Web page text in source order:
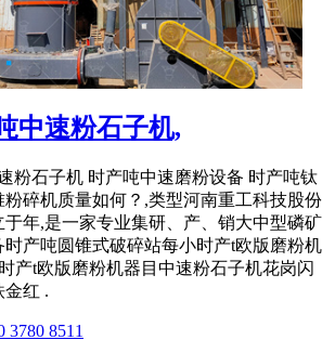
中速粉石子机,
粉石子机 时产吨中速磨粉设备 时产吨钛
粉碎机质量如何？,类型河南重工科技股份
于年,是一家专业集研、产、销大中型磷矿
时产吨圆锥式破碎站每小时产t欧版磨粉机
产t欧版磨粉机器目中速粉石子机花岗闪
金红 .
3780 8511